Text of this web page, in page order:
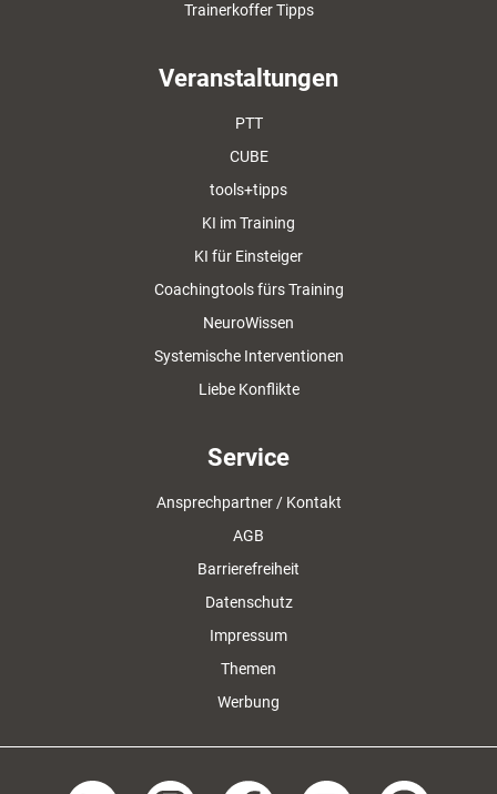
Trainerkoffer Tipps
Veranstaltungen
PTT
CUBE
tools+tipps
KI im Training
KI für Einsteiger
Coachingtools fürs Training
NeuroWissen
Systemische Interventionen
Liebe Konflikte
Service
Ansprechpartner / Kontakt
AGB
Barrierefreiheit
Datenschutz
Impressum
Themen
Werbung